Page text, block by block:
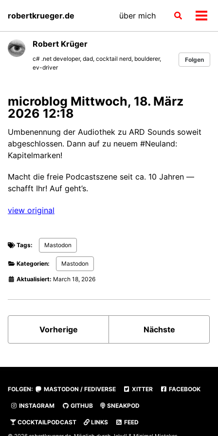
primary
navigation
content
footer
robertkrueger.de über mich
Toggle
Robert Krüger
c# .net developer, dad, cocktail nerd, boulderer,
ev-driver
Folgen
microblog Mittwoch, 18. März
2026 12:18
Umbenennung der Audiothek zu ARD Sounds soweit
abgeschlossen. Dann auf zu neuem #Neuland:
Kapitelmarken!
Macht die freie Podcastszene seit ca. 10 Jahren —
schafft Ihr! Auf geht’s.
view original
Tags: Mastodon
Kategorien: Mastodon
Aktualisiert: March 18, 2026
Vorherige Nächste
FOLGEN: MASTODON / FEDIVERSE XITTER FACEBOOK
INSTAGRAM GITHUB SNEAKPOD
COCKTAILPODCAST LINKS FEED